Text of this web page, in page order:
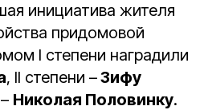
инициатива жителя
придомовой
I степени наградили
, II степени –Зифу
Николая Половинку.